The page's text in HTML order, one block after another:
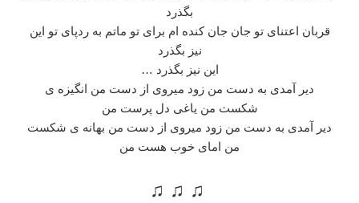
بگذرد
قربان اعتنای تو جان جان کنده ام برای تو ماتم به ردپای تو این
نیز بگذرد
این نیز بگذرد …
دیر آمدی به دست من زود میروی از دست من انگیزه ی
شکست من یاغی دل پرست من
دیر آمدی به دست من زود میروی از دست من بهانه ی شکست
من امای خوب هست من
♫ ♫ ♫